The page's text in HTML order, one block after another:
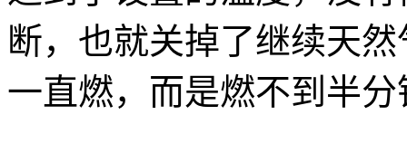
断，也就关掉了继续天
一直燃，而是燃不到半